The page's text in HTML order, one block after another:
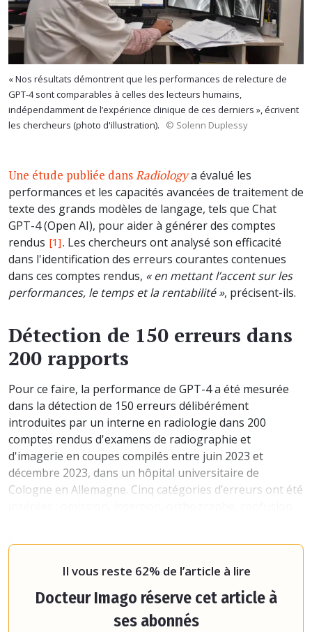
« Nos résultats démontrent que les performances de relecture de
GPT-4 sont comparables à celles des lecteurs humains,
indépendamment de l’expérience clinique de ces derniers », écrivent
les chercheurs (photo d'illustration).
© Solenn Duplessy
Une étude publiée dansRadiologya évalué les
performances et les capacités avancées de traitement de
texte des grands modèles de langage, tels que Chat
GPT-4 (Open AI), pour aider à générer des comptes
rendus [1]. Les chercheurs ont analysé son efficacité
dans l'identification des erreurs courantes contenues
dans ces comptes rendus, «en mettant l’accent sur les
performances, le temps et la rentabilité », précisent-ils.
Détection de 150 erreurs dans
200 rapports
Pour ce faire, la performance de GPT-4 a été mesurée
dans la détection de 150 erreurs délibérément
introduites par un interne en radiologie dans 200
comptes rendus d'examens de radiographie et
d'imagerie en coupes compilés entre juin 2023 et
décembre 2023, dans un hôpital universitaire de
Cologne en Allemagne. Cinq catégories d’erreurs ont été
été comparée à celle de six radiologues de niveaux
Il vous reste 62% de l’article à lire
Docteur Imago réserve cet article à
ses abonnés